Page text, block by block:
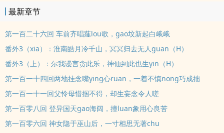
袖招的花娘不好睡，还是chun风楼的珍馐不好吃？ 不过，在
险诡诈的六皇子。 万万没想到，刀剑迎面都丝毫不惧的谢知
方，在姐姐的婚事上，竟然屡屡受挫，愁到tou秃。 最后的最
姐姐，古风，姐弟骨科，1V1。 ———————— 《嫁
姐》其实是《异想集》里的一个单元故事，搁置了很久，因为实在喜
欢这个脑dong，所以打算拎出来单开一本。 故事不长，控制在六
十章以nei，除了个别番外收费，全部免费。 主坑还是《沙盒游
戏》，这边缘更，如果喜欢的人多，可以考虑多码一些。H古代年下
最新章节
第一百二十六回 车前齐唱薤lou歌，gao坟新起白峨峨
番外3（xia）：淮南皓月冷千山，冥冥归去无人guan（H）
番外3（上）：尔我谩言贪此乐，神仙到此也生yin（H）
第一百一十四回两地挂念嘴ying心ruan，一着不慎nong巧成拙
第一百一十一回父怜母惜掴不得，却生妄念令人嗟
第一百零八回 登异国天gao海阔，撞luan象用心良苦
第一百零六回 神女隐于巫山后，一寸相思无著chu